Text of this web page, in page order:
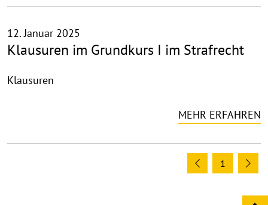
12. Januar 2025
Klausuren im Grundkurs I im Strafrecht
Klausuren
MEHR ERFAHREN
Previous
1